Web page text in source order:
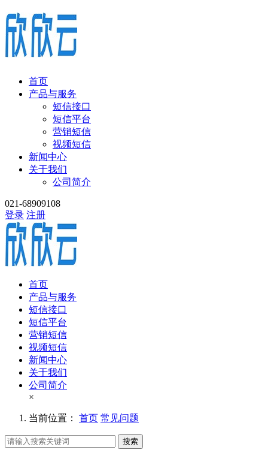
首页
产品与服务
短信接口
短信平台
营销短信
视频短信
新闻中心
关于我们
公司简介
021-68909108
登录 注册
首页
产品与服务
短信接口
短信平台
营销短信
视频短信
新闻中心
关于我们
公司简介
×
当前位置： 首页 常见问题
搜索